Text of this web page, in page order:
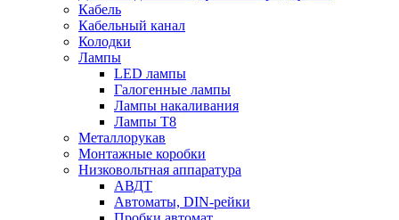
Кабель
Кабельный канал
Колодки
Лампы
LED лампы
Галогенные лампы
Лампы накаливания
Лампы Т8
Металлорукав
Монтажные коробки
Низковольтная аппаратура
АВДТ
Автоматы, DIN-рейки